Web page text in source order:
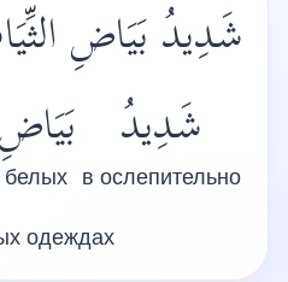
شَدِيدُ بَيَاضِ
شَدِيدُ
в ослепительно
بَيَاضِ
белых
одеждах